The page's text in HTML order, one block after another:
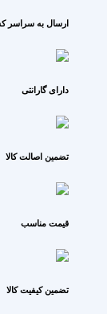
ارسال به سراسر
دارای گارانتی
تضمین اصالت کالا
قیمت مناسب
تضمین کیفیت کالا